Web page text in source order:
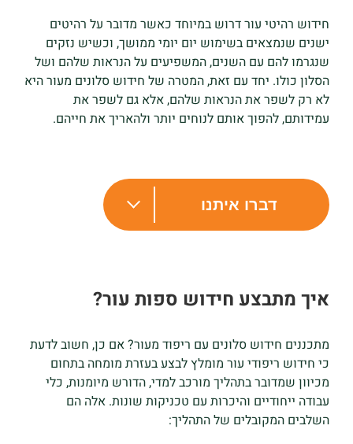
חידוש רהיטי עור דרוש במיוחד כאשר מדובר על רהיטים
ישנים שנמצאים בשימוש יום יומי ממושך, וכשיש נזקים
שנגרמו להם עם השנים, המשפיעים על הנראות שלהם ושל
הסלון כולו. יחד עם זאת, המטרה של חידוש סלונים מעור היא
לא רק לשפר את הנראות שלהם, אלא גם לשפר את
עמידותם, להפוך אותם לנוחים יותר ולהאריך את חייהם.
דברו איתנו
איך מתבצע חידוש ספות עור?
מתכננים חידוש סלונים עם ריפוד מעור? אם כן, חשוב לדעת
כי חידוש ריפודי עור מומלץ לבצע בעזרת מומחה בתחום
מכיוון שמדובר בתהליך מורכב למדי, הדורש מיומנות, כלי
עבודה ייחודיים והיכרות עם טכניקות שונות. אלה הם
השלבים המקובלים של התהליך: